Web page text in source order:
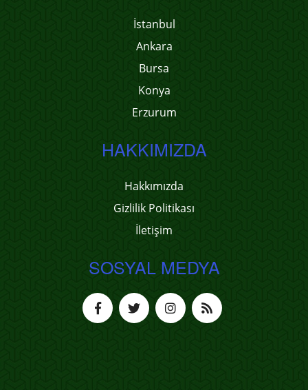
İstanbul
Ankara
Bursa
Konya
Erzurum
HAKKIMIZDA
Hakkımızda
Gizlilik Politikası
İletişim
SOSYAL MEDYA